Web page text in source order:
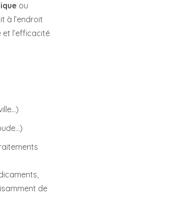
ou
à l’endroit
l’efficacité
de